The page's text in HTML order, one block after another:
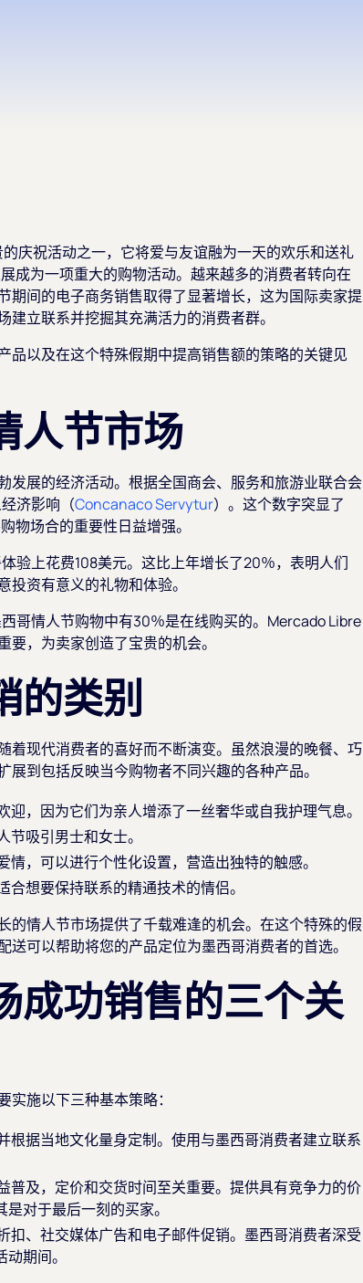
庆祝活动之一，它将爱与友谊融为一天的欢乐和送礼
成为一项重大的购物活动。越来越多的消费者转向在
间的电子商务销售取得了显著增长，这为国际卖家提
立联系并挖掘其充满活力的消费者群。
以及在这个特殊假期中提高销售额的策略的关键见
人节市场
发展的经济活动。根据全国商会、服务和旅游业联合会
济影响（Concanaco Servytur）。这个数字突显了
物场合的重要性日益增强。
验上花费108美元。这比上年增长了20％，表明人们
资有意义的礼物和体验。
哥情人节购物中有30％是在线购买的。Mercado Libre
，为卖家创造了宝贵的机会。
的类别
着现代消费者的喜好而不断演变。虽然浪漫的晚餐、巧
到包括反映当今购物者不同兴趣的各种产品。
迎，因为它们为亲人增添了一丝奢华或自我护理气息。
吸引男士和女士。
，可以进行个性化设置，营造出独特的触感。
想要保持联系的精通技术的情侣。
的情人节市场提供了千载难逢的机会。在这个特殊的假
可以帮助将您的产品定位为墨西哥消费者的首选。
成功销售的三个关
施以下三种基本策略：
根据当地文化量身定制。使用与墨西哥消费者建立联系
普及，定价和交货时间至关重要。提供具有竞争力的价
对于最后一刻的买家。
扣、社交媒体广告和电子邮件促销。墨西哥消费者深受
期间。